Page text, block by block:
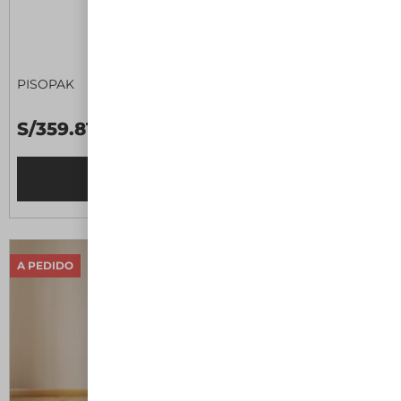
PISOPAK
S/359.81 C/U
A PEDIDO